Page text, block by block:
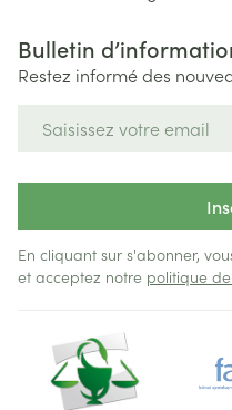
Bulletin
Restez informé des
En cliquant sur s'abonner,
et acceptez notre politique